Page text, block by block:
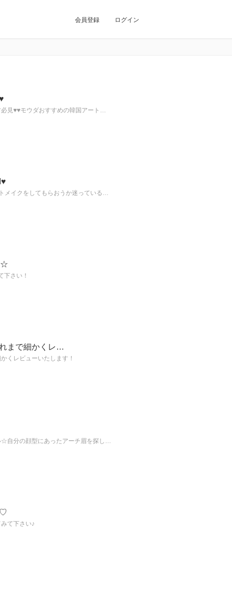
会員登録 ログイン
見♥♥モウダおすすめの韓国アート…
メイクをしてもらおうか迷っている…
☆
下さい！
まで細かくレ…
くレビューいたします！
☆自分の顔型にあったアーチ眉を探し…
♡
て下さい♪